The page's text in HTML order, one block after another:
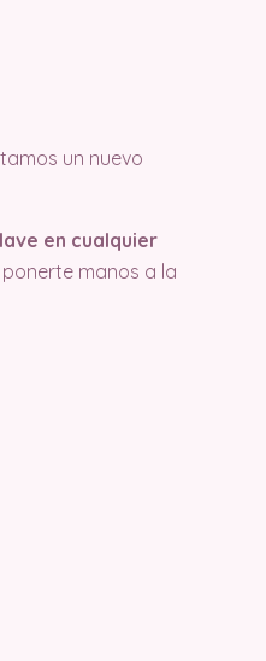
un nuevo
en cualquier
manos a la